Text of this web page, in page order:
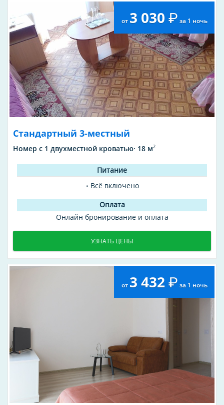
от 3 030 за 1 ночь
Стандартный 3-местный
Номер с 1 двухместной кроватью· 18 м2
Всё включено
Онлайн бронирование и оплата
УЗНАТЬ ЦЕНЫ
от 3 432 за 1 ночь